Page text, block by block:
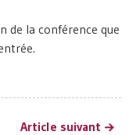
de la conférence que
Article suivant